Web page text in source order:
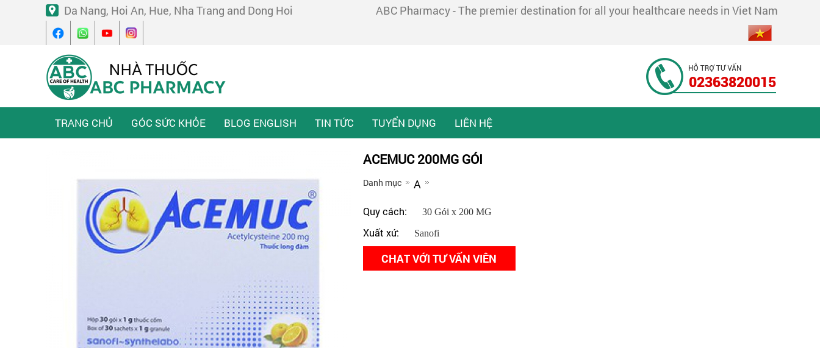
Da Nang, Hoi An, Hue, Nha Trang and Dong Hoi ABC Pharmacy - The premier destination for all your healthcare needs in Viet Nam
02363820015
TRANG CHỦ GÓC SỨC KHỎE BLOG ENGLISH TIN TỨC TUYỂN DỤNG LIÊN HỆ
ACEMUC 200MG GÓI
Danh mục A
Quy cách: 30 Gói x 200 MG
Xuất xứ: Sanofi
CHAT VỚI TƯ VẤN VIÊN